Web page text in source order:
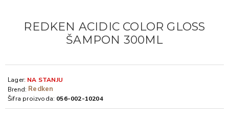
REDKEN ACIDIC COLOR GLOSS
ŠAMPON 300ML
Lager: NA STANJU
Brend: Redken
Šifra proizvoda: 056-002-10204